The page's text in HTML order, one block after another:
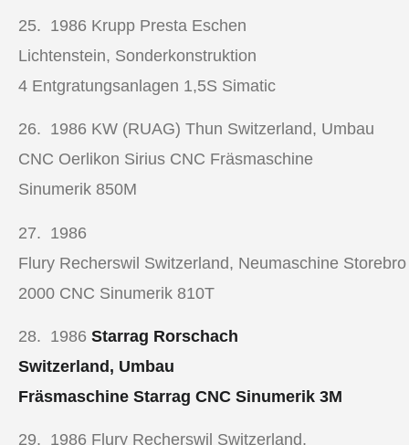
25. 1986 Krupp Presta Eschen
Lichtenstein, Sonderkonstruktion
4 Entgratungsanlagen 1,5S Simatic
26. 1986 KW (RUAG) Thun Switzerland, Umbau
CNC Oerlikon Sirius CNC Fräsmaschine
Sinumerik 850M
27. 1986
Flury Recherswil Switzerland, Neumaschine
2000 CNC Sinumerik 810T
28. 1986 Starrag Rorschach
Switzerland, Umbau
Fräsmaschine Starrag CNC Sinumerik 3M
29. 1986 Flury Recherswil Switzerland,